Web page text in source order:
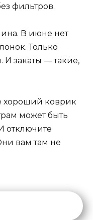
фильтров.
В июне нет
Только
И закаты — такие,
хороший коврик
может быть
отключите
вам там не